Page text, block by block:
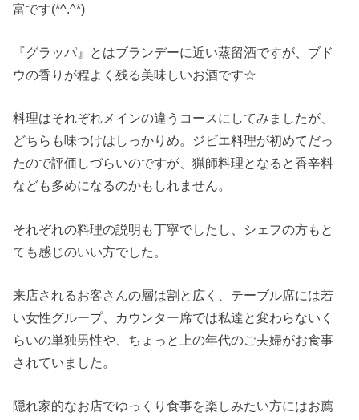
富です(*^.^*)
『グラッパ』とはブランデーに近い蒸留酒ですが、ブド
ウの香りが程よく残る美味しいお酒です☆
料理はそれぞれメインの違うコースにしてみましたが、
どちらも味つけはしっかりめ。ジビエ料理が初めてだっ
たので評価しづらいのですが、猟師料理となると香辛料
なども多めになるのかもしれません。
それぞれの料理の説明も丁寧でしたし、シェフの方もと
ても感じのいい方でした。
来店されるお客さんの層は割と広く、テーブル席には若
い女性グループ、カウンター席では私達と変わらないく
らいの単独男性や、ちょっと上の年代のご夫婦がお食事
されていました。
隠れ家的なお店でゆっくり食事を楽しみたい方にはお薦